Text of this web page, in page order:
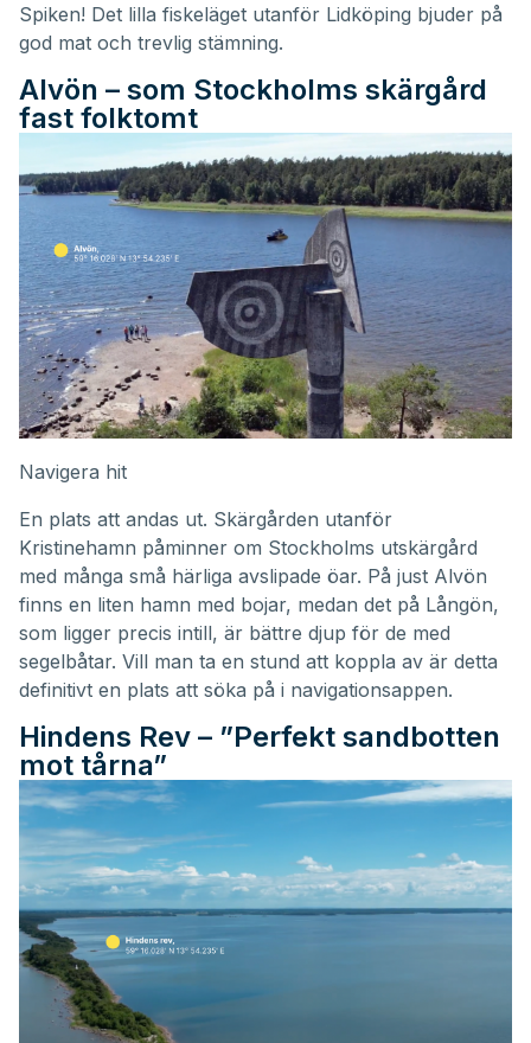
Spiken! Det lilla fiskeläget utanför Lidköping bjuder på
god mat och trevlig stämning.
Alvön – som Stockholms skärgård
fast folktomt
Navigera hit
En plats att andas ut. Skärgården utanför
Kristinehamn påminner om Stockholms utskärgård
med många små härliga avslipade öar. På just Alvön
finns en liten hamn med bojar, medan det på Långön,
som ligger precis intill, är bättre djup för de med
segelbåtar. Vill man ta en stund att koppla av är detta
definitivt en plats att söka på i navigationsappen.
Hindens Rev – ”Perfekt sandbotten
mot tårna”